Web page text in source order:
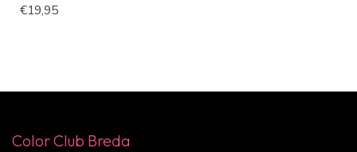
€19,95
Color Club Breda